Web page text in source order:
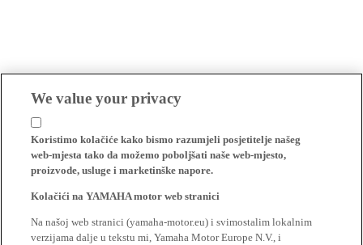
We value your privacy
Koristimo kolačiće kako bismo razumjeli posjetitelje našeg
web-mjesta tako da možemo poboljšati naše web-mjesto,
proizvode, usluge i marketinške napore.
Kolačići na YAMAHA motor web stranici
Na našoj web stranici (yamaha-motor.eu) i svimostalim lokalnim
verzijama dalje u tekstu mi, Yamaha Motor Europe N.V., i